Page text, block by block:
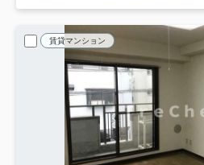
賃貸マンション